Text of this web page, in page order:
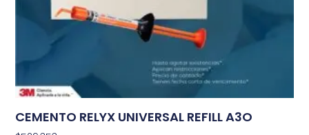
CEMENTO RELYX UNIVERSAL REFILL A3O